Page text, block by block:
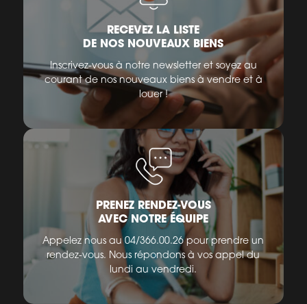
RECEVEZ LA LISTE
DE NOS NOUVEAUX BIENS
Inscrivez-vous à notre newsletter et soyez au
courant de nos nouveaux biens à vendre et à
louer !
PRENEZ RENDEZ-VOUS
AVEC NOTRE ÉQUIPE
Appelez nous au 04/366.00.26 pour prendre un
rendez-vous. Nous répondons à vos appel du
lundi au vendredi.